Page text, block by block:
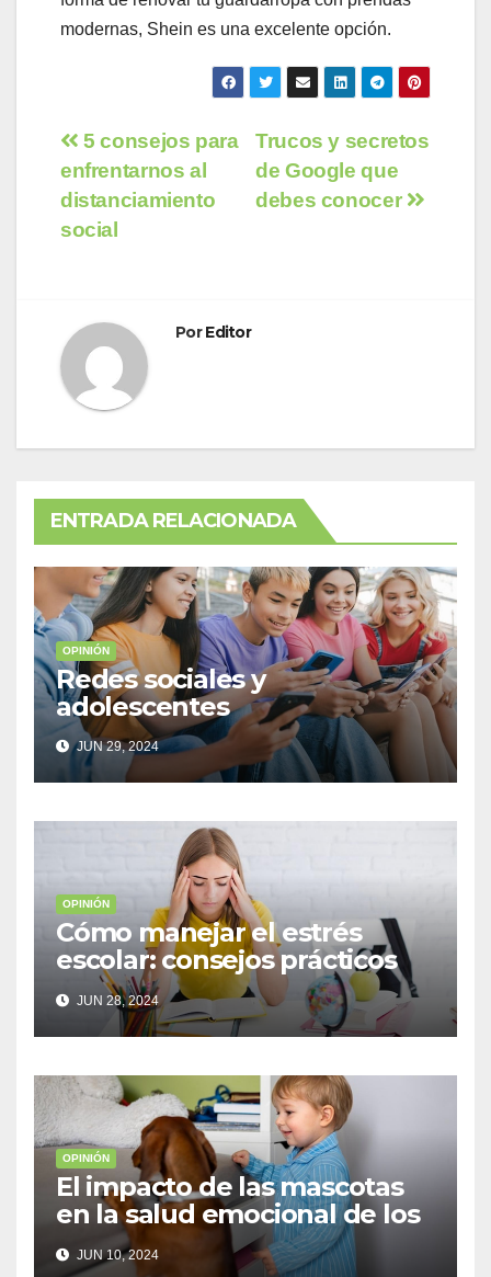
modernas, Shein es una excelente opción.
Navegación
de
entradas
Trucos y secretos
de Google que
debes conocer
5 consejos para
enfrentarnos al
distanciamiento
social
PorEditor
ENTRADA RELACIONADA
OPINIÓN
Redes sociales y
adolescentes
JUN 29, 2024
OPINIÓN
Cómo manejar el estrés
escolar: consejos prácticos
para adolescentes
JUN 28, 2024
OPINIÓN
El impacto de las mascotas
en la salud emocional de los
niños
JUN 10, 2024